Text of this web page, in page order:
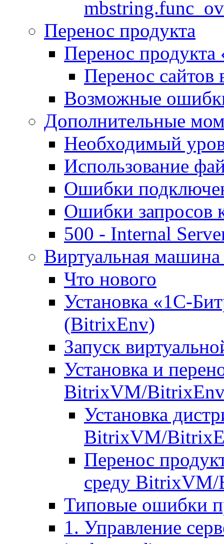
Перенос продукта
Перенос продукта
Перенос сайтов
Возможные
Дополнительные
Необходимый
Использование
Ошибки
Ошибки запросов
500 - Internal
Виртуальная
Что нового
Установка «1С-
(BitrixEnv)
Запуск
Установка и
BitrixVM/
Установка
BitrixVM/
Перенос
среду
Типовые ошибки
1. Управление